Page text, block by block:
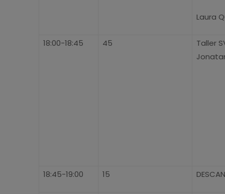
Laura
18:00-18:45 45
Taller
18:45-19:00 15